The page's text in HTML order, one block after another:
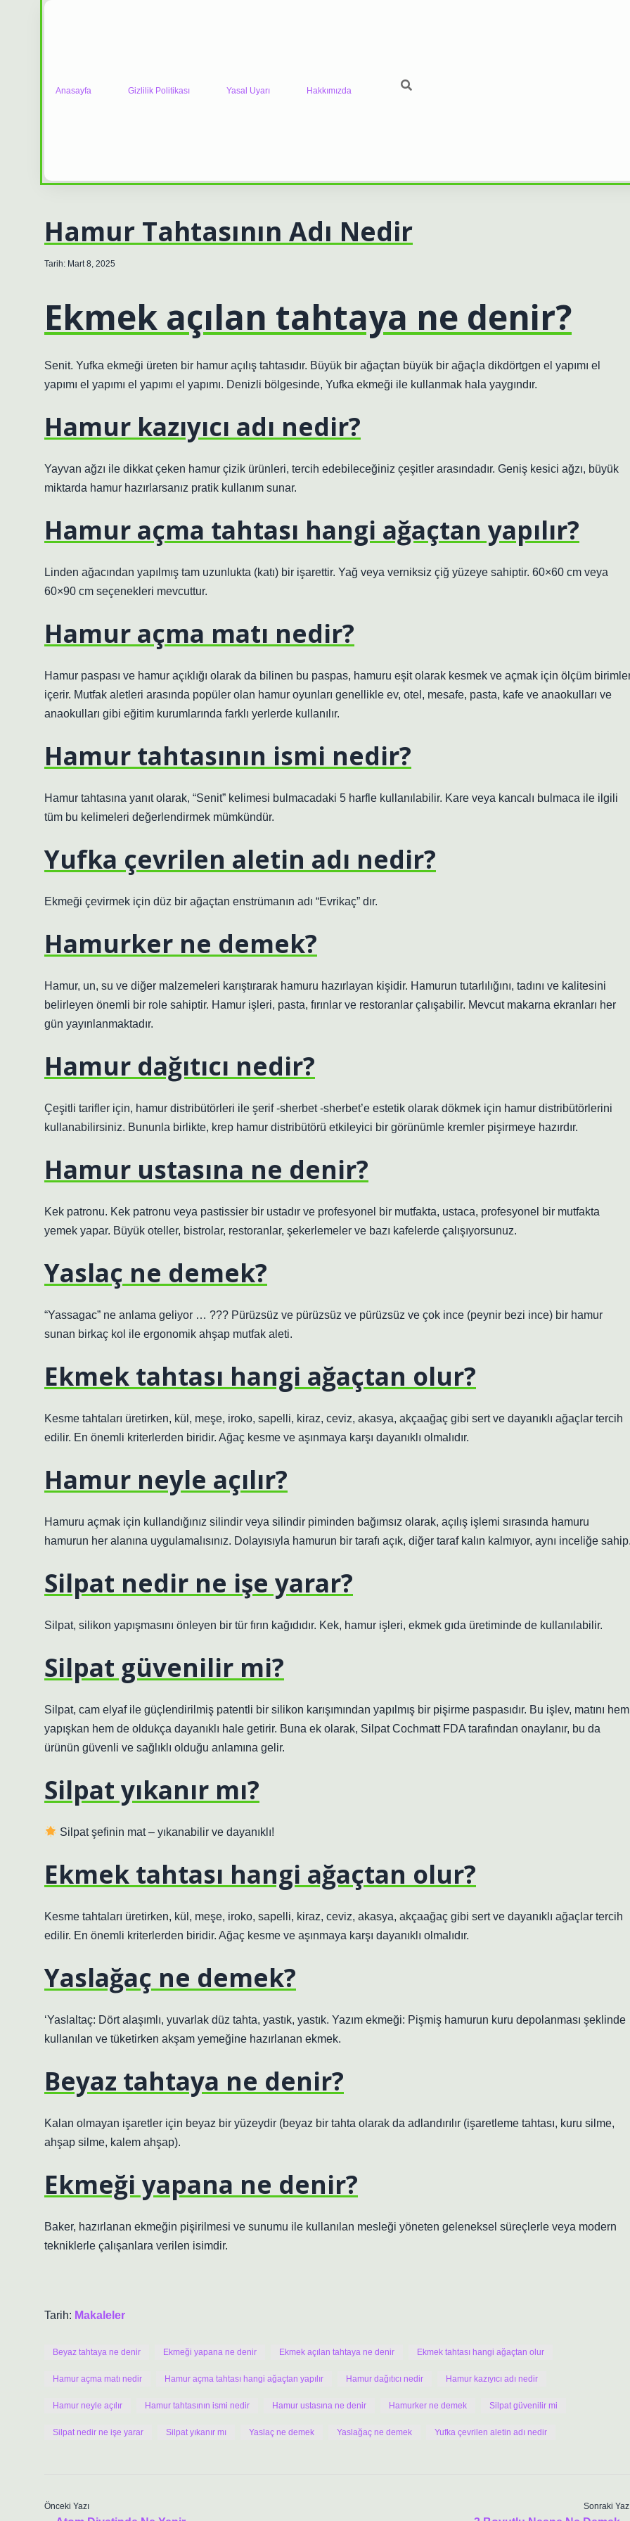
Anasayfa Gizlilik Politikası Yasal Uyarı Hakkımızda
Hamur Tahtasının Adı Nedir
Tarih: Mart 8, 2025
Ekmek açılan tahtaya ne denir?
Senit. Yufka ekmeği üreten bir hamur açılış tahtasıdır. Büyük bir ağaçtan büyük bir ağaçla dikdörtgen el yapımı el
yapımı el yapımı el yapımı el yapımı. Denizli bölgesinde, Yufka ekmeği ile kullanmak hala yaygındır.
Hamur kazıyıcı adı nedir?
Yayvan ağzı ile dikkat çeken hamur çizik ürünleri, tercih edebileceğiniz çeşitler arasındadır. Geniş kesici ağzı, büyük
miktarda hamur hazırlarsanız pratik kullanım sunar.
Hamur açma tahtası hangi ağaçtan yapılır?
Linden ağacından yapılmış tam uzunlukta (katı) bir işarettir. Yağ veya verniksiz çiğ yüzeye sahiptir. 60×60 cm veya
60×90 cm seçenekleri mevcuttur.
Hamur açma matı nedir?
Hamur paspası ve hamur açıklığı olarak da bilinen bu paspas, hamuru eşit olarak kesmek ve açmak için ölçüm
içerir. Mutfak aletleri arasında popüler olan hamur oyunları genellikle ev, otel, mesafe, pasta, kafe ve anaokulları ve
anaokulları gibi eğitim kurumlarında farklı yerlerde kullanılır.
Hamur tahtasının ismi nedir?
Hamur tahtasına yanıt olarak, “Senit” kelimesi bulmacadaki 5 harfle kullanılabilir. Kare veya kancalı bulmaca ile ilgili
tüm bu kelimeleri değerlendirmek mümkündür.
Yufka çevrilen aletin adı nedir?
Ekmeği çevirmek için düz bir ağaçtan enstrümanın adı “Evrikaç” dır.
Hamurker ne demek?
Hamur, un, su ve diğer malzemeleri karıştırarak hamuru hazırlayan kişidir. Hamurun tutarlılığını, tadını ve kalitesini
belirleyen önemli bir role sahiptir. Hamur işleri, pasta, fırınlar ve restoranlar çalışabilir. Mevcut makarna ekranları her
gün yayınlanmaktadır.
Hamur dağıtıcı nedir?
Çeşitli tarifler için, hamur distribütörleri ile şerif -sherbet -sherbet’e estetik olarak dökmek için hamur distribütörlerini
kullanabilirsiniz. Bununla birlikte, krep hamur distribütörü etkileyici bir görünümle kremler pişirmeye hazırdır.
Hamur ustasına ne denir?
Kek patronu. Kek patronu veya pastissier bir ustadır ve profesyonel bir mutfakta, ustaca, profesyonel bir mutfakta
yemek yapar. Büyük oteller, bistrolar, restoranlar, şekerlemeler ve bazı kafelerde çalışıyorsunuz.
Yaslaç ne demek?
“Yassagac” ne anlama geliyor … ??? Pürüzsüz ve pürüzsüz ve pürüzsüz ve çok ince (peynir bezi ince) bir hamur
sunan birkaç kol ile ergonomik ahşap mutfak aleti.
Ekmek tahtası hangi ağaçtan olur?
Kesme tahtaları üretirken, kül, meşe, iroko, sapelli, kiraz, ceviz, akasya, akçaağaç gibi sert ve dayanıklı ağaçlar tercih
edilir. En önemli kriterlerden biridir. Ağaç kesme ve aşınmaya karşı dayanıklı olmalıdır.
Hamur neyle açılır?
Hamuru açmak için kullandığınız silindir veya silindir piminden bağımsız olarak, açılış işlemi sırasında hamuru
hamurun her alanına uygulamalısınız. Dolayısıyla hamurun bir tarafı açık, diğer taraf kalın kalmıyor, aynı inceliğe
Silpat nedir ne işe yarar?
Silpat, silikon yapışmasını önleyen bir tür fırın kağıdıdır. Kek, hamur işleri, ekmek gıda üretiminde de kullanılabilir.
Silpat güvenilir mi?
Silpat, cam elyaf ile güçlendirilmiş patentli bir silikon karışımından yapılmış bir pişirme paspasıdır. Bu işlev, matını hem
yapışkan hem de oldukça dayanıklı hale getirir. Buna ek olarak, Silpat Cochmatt FDA tarafından onaylanır, bu da
ürünün güvenli ve sağlıklı olduğu anlamına gelir.
Silpat yıkanır mı?
Silpat şefinin mat – yıkanabilir ve dayanıklı!
Ekmek tahtası hangi ağaçtan olur?
Kesme tahtaları üretirken, kül, meşe, iroko, sapelli, kiraz, ceviz, akasya, akçaağaç gibi sert ve dayanıklı ağaçlar tercih
edilir. En önemli kriterlerden biridir. Ağaç kesme ve aşınmaya karşı dayanıklı olmalıdır.
Yaslağaç ne demek?
‘Yaslaltaç: Dört alaşımlı, yuvarlak düz tahta, yastık, yastık. Yazım ekmeği: Pişmiş hamurun kuru depolanması şeklinde
kullanılan ve tüketirken akşam yemeğine hazırlanan ekmek.
Beyaz tahtaya ne denir?
Kalan olmayan işaretler için beyaz bir yüzeydir (beyaz bir tahta olarak da adlandırılır (işaretleme tahtası, kuru silme,
ahşap silme, kalem ahşap).
Ekmeği yapana ne denir?
Baker, hazırlanan ekmeğin pişirilmesi ve sunumu ile kullanılan mesleği yöneten geleneksel süreçlerle veya modern
tekniklerle çalışanlara verilen isimdir.
Tarih: Makaleler
Beyaz tahtaya ne denir Ekmeği yapana ne denir Ekmek açılan tahtaya ne denir Ekmek tahtası hangi ağaçtan olur
Hamur açma matı nedir Hamur açma tahtası hangi ağaçtan yapılır Hamur dağıtıcı nedir Hamur kazıyıcı adı nedir
Hamur neyle açılır Hamur tahtasının ismi nedir Hamur ustasına ne denir Hamurker ne demek Silpat güvenilir mi
Silpat nedir ne işe yarar Silpat yıkanır mı Yaslaç ne demek Yaslağaç ne demek Yufka çevrilen aletin adı nedir
Önceki Yazı Sonraki